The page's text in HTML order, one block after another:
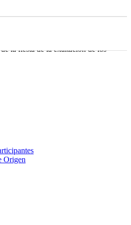
la fiesta de la exaltación de los
Origen